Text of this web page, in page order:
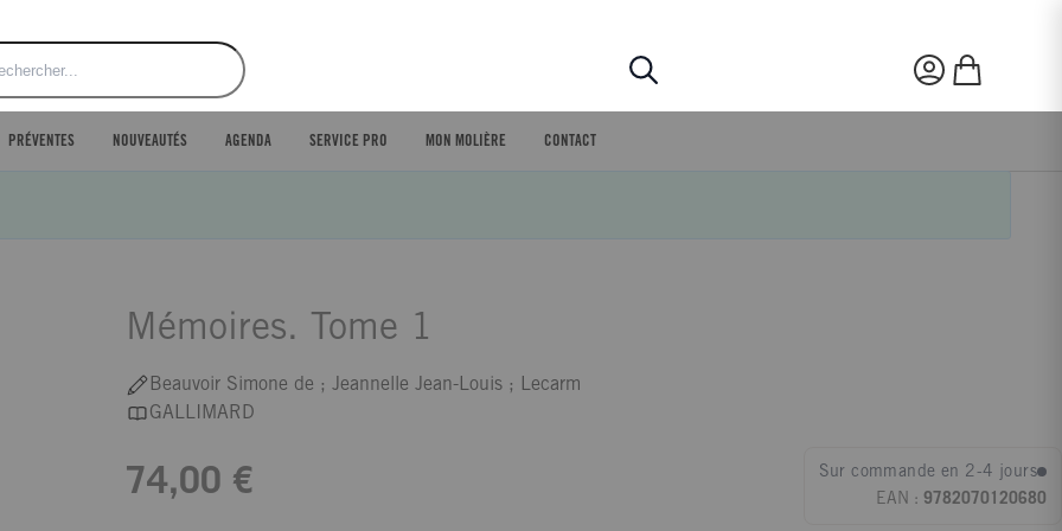
Rechercher
Mon compte
Mon panier
PRÉVENTES NOUVEAUTÉS AGENDA SERVICE PRO MON MOLIÈRE CONTACT
Mémoires. Tome 1
Beauvoir Simone de ; Jeannelle Jean-Louis ; Lecarm
GALLIMARD
74,00 €
Sur commande en 2-4 jours
EAN : 9782070120680